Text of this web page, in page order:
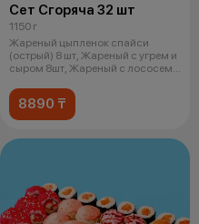
Сет Сгоряча 32 шт
1150 г
Жареный цыпленок спайси
(острый) 8 шт, Жареный с угрем и
сыром 8шт, Жареный с лососем
8890 ₸